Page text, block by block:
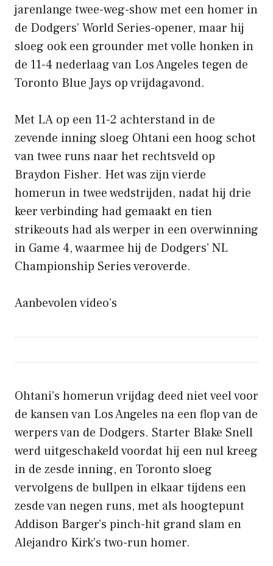
jarenlange twee-weg-show met een homer in
de Dodgers’ World Series-opener, maar hij
sloeg ook een grounder met volle honken in
de 11-4 nederlaag van Los Angeles tegen de
Toronto Blue Jays op vrijdagavond.
Met LA op een 11-2 achterstand in de
zevende inning sloeg Ohtani een hoog schot
van twee runs naar het rechtsveld op
Braydon Fisher. Het was zijn vierde
homerun in twee wedstrijden, nadat hij drie
keer verbinding had gemaakt en tien
strikeouts had als werper in een overwinning
in Game 4, waarmee hij de Dodgers’ NL
Championship Series veroverde.
Aanbevolen video’s
Ohtani’s homerun vrijdag deed niet veel voor
de kansen van Los Angeles na een flop van de
werpers van de Dodgers. Starter Blake Snell
werd uitgeschakeld voordat hij een nul kreeg
in de zesde inning, en Toronto sloeg
vervolgens de bullpen in elkaar tijdens een
zesde van negen runs, met als hoogtepunt
Addison Barger’s pinch-hit grand slam en
Alejandro Kirk’s two-run homer.